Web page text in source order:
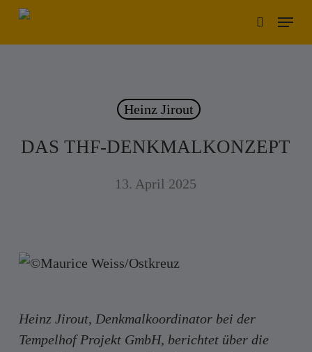
Skip
search
Menu
Heinz Jirout
DAS THF-DENKMALKONZEPT
13. April 2025
Heinz Jirout, Denkmalkoordinator bei der
Tempelhof Projekt GmbH, berichtet über die